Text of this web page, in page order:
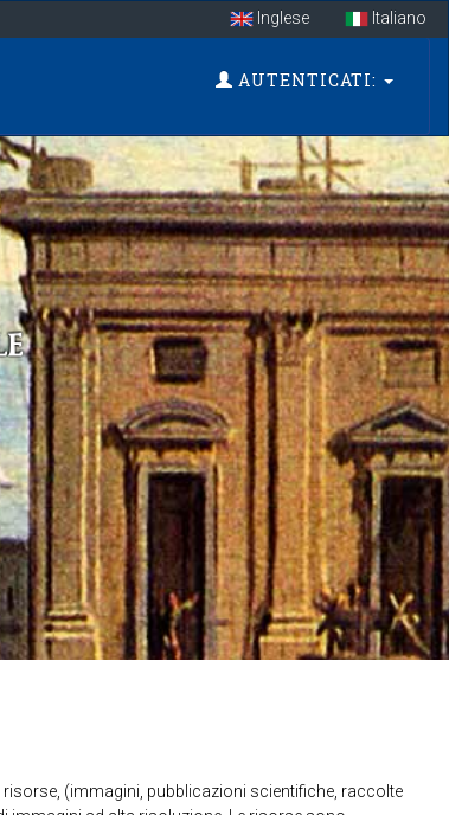
Inglese Italiano
AUTENTICATI:
(immagini, pubblicazioni scientifiche, raccolte